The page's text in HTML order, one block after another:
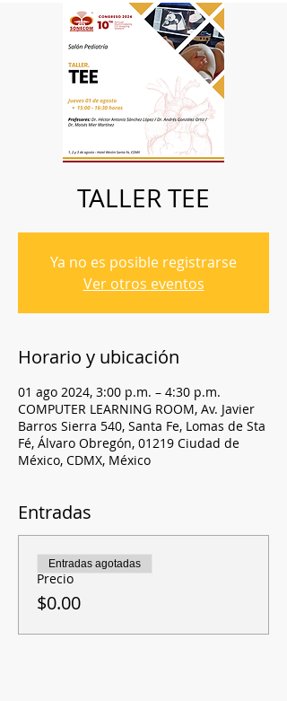
TALLER TEE
Ya no es posible registrarse
Ver otros eventos
Horario y ubicación
01 ago 2024, 3:00 p.m. – 4:30 p.m.
COMPUTER LEARNING ROOM, Av. Javier
Barros Sierra 540, Santa Fe, Lomas de Sta
Fé, Álvaro Obregón, 01219 Ciudad de
México, CDMX, México
Entradas
Precio
$0.00
Entradas agotadas